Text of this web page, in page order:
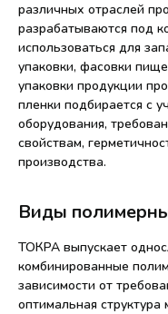
различных отраслей
разрабатываются под
использоваться для
упаковки, фасовки
упаковки продукции
пленки подбирается с
оборудования,
свойствам,
производства.
Виды
ТОКРА выпускает
комбинированные
зависимости от
оптимальная